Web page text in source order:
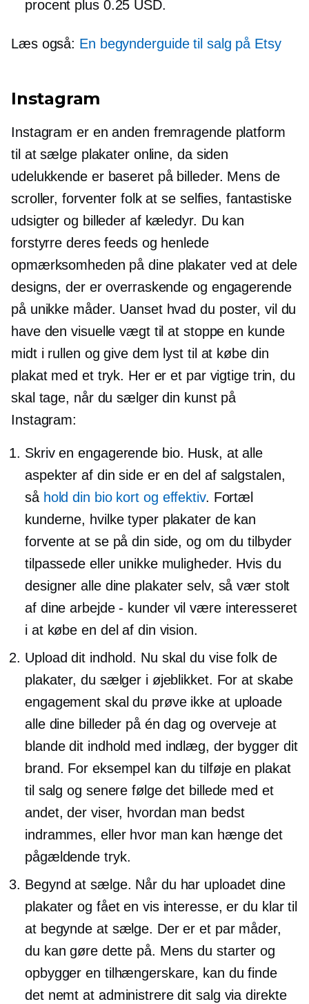
procent plus 0.25 USD.
Læs også: En begynderguide til salg på Etsy
Instagram
Instagram er en anden fremragende platform
til at sælge plakater online, da siden
udelukkende er baseret på billeder. Mens de
scroller, forventer folk at se selfies, fantastiske
udsigter og billeder af kæledyr. Du kan
forstyrre deres feeds og henlede
opmærksomheden på dine plakater ved at dele
designs, der er overraskende og engagerende
på unikke måder. Uanset hvad du poster, vil du
have den visuelle vægt til at stoppe en kunde
midt i rullen og give dem lyst til at købe din
plakat med et tryk. Her er et par vigtige trin, du
skal tage, når du sælger din kunst på
Instagram:
Skriv en engagerende bio. Husk, at alle
aspekter af din side er en del af salgstalen,
så hold din bio kort og effektiv. Fortæl
kunderne, hvilke typer plakater de kan
forvente at se på din side, og om du tilbyder
tilpassede eller unikke muligheder. Hvis du
designer alle dine plakater selv, så vær stolt
af dinearbejde - kundervil være interesseret
i at købe en del af din vision.
Upload dit indhold. Nu skal du vise folk de
plakater, du sælger i øjeblikket. For at skabe
engagement skal du prøve ikke at uploade
alle dine billeder på én dag og overveje at
blande dit indhold med indlæg, der bygger dit
brand. For eksempel kan du tilføje en plakat
til salg og senere følge det billede med et
andet, der viser, hvordan man bedst
indrammes, eller hvor man kan hænge det
pågældende tryk.
Begynd at sælge. Når du har uploadet dine
plakater og fået en vis interesse, er du klar til
at begynde at sælge. Der er et par måder,
du kan gøre dette på. Mens du starter og
opbygger en tilhængerskare, kan du finde
det nemt at administrere dit salg via direkte